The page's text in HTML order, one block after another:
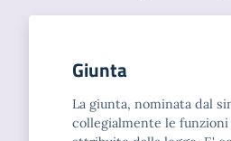
Giunta
La giunta, nominata dal
collegialmente le funzioni